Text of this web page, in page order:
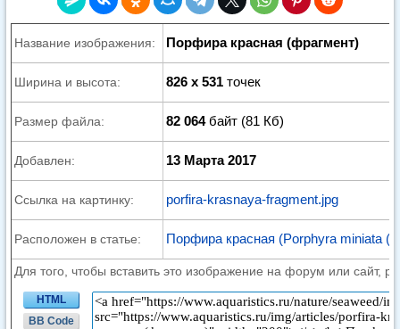
Название изображения: Порфира красная (фрагмент)
Ширина и высота: 826 x 531 точек
Размер файла: 82 064байт (81 Кб)
Добавлен: 13 Марта 2017
Ссылка на картинку: porfira-krasnaya-fragment.jpg
Расположен в статье: Порфира красная (Porphyra miniata
Для того, чтобы вставить это изображение на форум или сайт,
HTML
BB Code